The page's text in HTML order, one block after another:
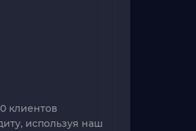
клиентов
используя наш